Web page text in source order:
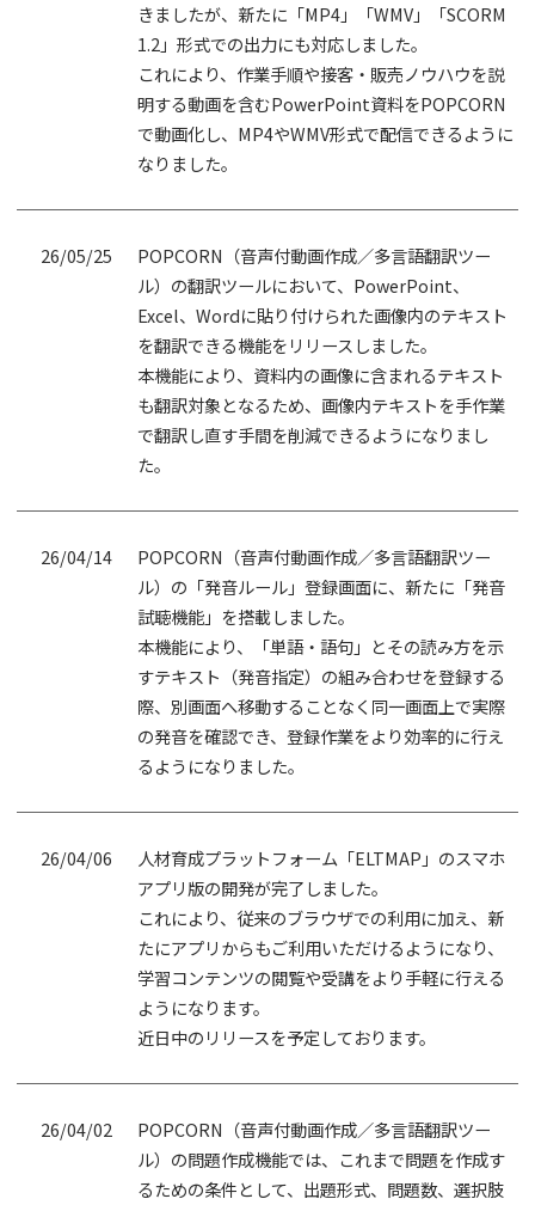
きましたが、新たに「MP4」「WMV」「SCORM
1.2」形式での出力にも対応しました。
これにより、作業手順や接客・販売ノウハウを説
明する動画を含むPowerPoint資料をPOPCORN
で動画化し、MP4やWMV形式で配信できるように
なりました。
26/05/25
POPCORN（音声付動画作成／多言語翻訳ツー
ル）の翻訳ツールにおいて、PowerPoint、
Excel、Wordに貼り付けられた画像内のテキスト
を翻訳できる機能をリリースしました。
本機能により、資料内の画像に含まれるテキスト
も翻訳対象となるため、画像内テキストを手作業
で翻訳し直す手間を削減できるようになりまし
た。
26/04/14
POPCORN（音声付動画作成／多言語翻訳ツー
ル）の「発音ルール」登録画面に、新たに「発音
試聴機能」を搭載しました。
本機能により、「単語・語句」とその読み方を示
すテキスト（発音指定）の組み合わせを登録する
際、別画面へ移動することなく同一画面上で実際
の発音を確認でき、登録作業をより効率的に行え
るようになりました。
26/04/06
人材育成プラットフォーム「ELTMAP」のスマホ
アプリ版の開発が完了しました。
これにより、従来のブラウザでの利用に加え、新
たにアプリからもご利用いただけるようになり、
学習コンテンツの閲覧や受講をより手軽に行える
ようになります。
近日中のリリースを予定しております。
26/04/02
POPCORN（音声付動画作成／多言語翻訳ツー
ル）の問題作成機能では、これまで問題を作成す
るための条件として、出題形式、問題数、選択肢